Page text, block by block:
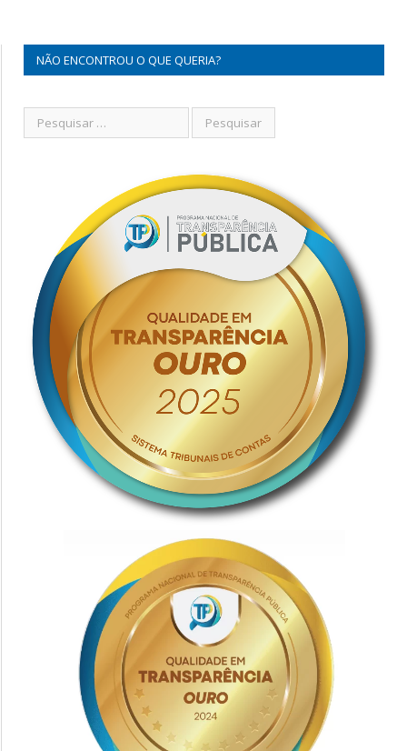
NÃO ENCONTROU O QUE QUERIA?